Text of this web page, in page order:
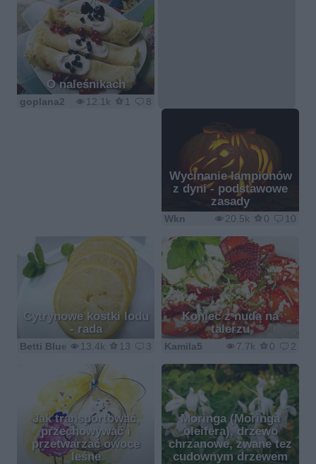
O naleśnikach
12.1k 1 8
goplana2
Wycinanie lampionów
z dyni - podstawowe
zasady
20.5k 0 10
Wkn
Cytrynowe kostki lodu
- rada
13.4k 13 3
Betti Blue
Koniec z nudą na
talerzu
7.7k 0 2
Kamila5
Jak transportować,
przechowywać i
przetwarzać owoce
leśne
Moringa (Moringa
oleifera), drzewo
chrzanowe, zwane tez
cudownym drzewem